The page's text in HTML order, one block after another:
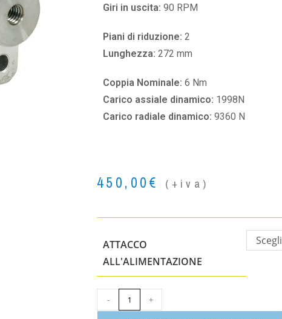
Giri in uscita: 90 RPM
Piani di riduzione: 2
Lunghezza: 272 mm
Coppia Nominale: 6 Nm
Carico assiale dinamico: 1998N
Carico radiale dinamico: 9360 N
450,00€ (+iva)
ATTACCO
ALL'ALIMENTAZIONE
Scegli
- +